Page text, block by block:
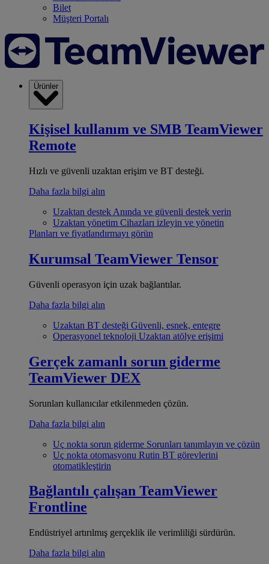
Bilet
Müşteri Portalı
Ürünler
Kişisel kullanım ve SMB TeamViewer
Remote
Hızlı ve güvenli uzaktan erişim ve BT desteği.
Daha fazla bilgi alın
Uzaktan destek Anında ve güvenli destek verin
Uzaktan yönetim Cihazları izleyin ve yönetin
Planları ve fiyatlandırmayı görün
Kurumsal TeamViewer Tensor
Güvenli operasyon için uzak bağlantılar.
Daha fazla bilgi alın
Uzaktan BT desteği Güvenli, esnek, entegre
Operasyonel teknoloji Uzaktan atölye erişimi
Gerçek zamanlı sorun giderme
TeamViewer DEX
Sorunları kullanıcılar etkilenmeden çözün.
Daha fazla bilgi alın
Uç nokta sorun giderme Sorunları tanımlayın ve çözün
Uç nokta otomasyonu Rutin BT görevlerini
otomatikleştirin
Bağlantılı çalışan TeamViewer
Frontline
Endüstriyel artırılmış gerçeklik ile verimliliği sürdürün.
Daha fazla bilgi alın